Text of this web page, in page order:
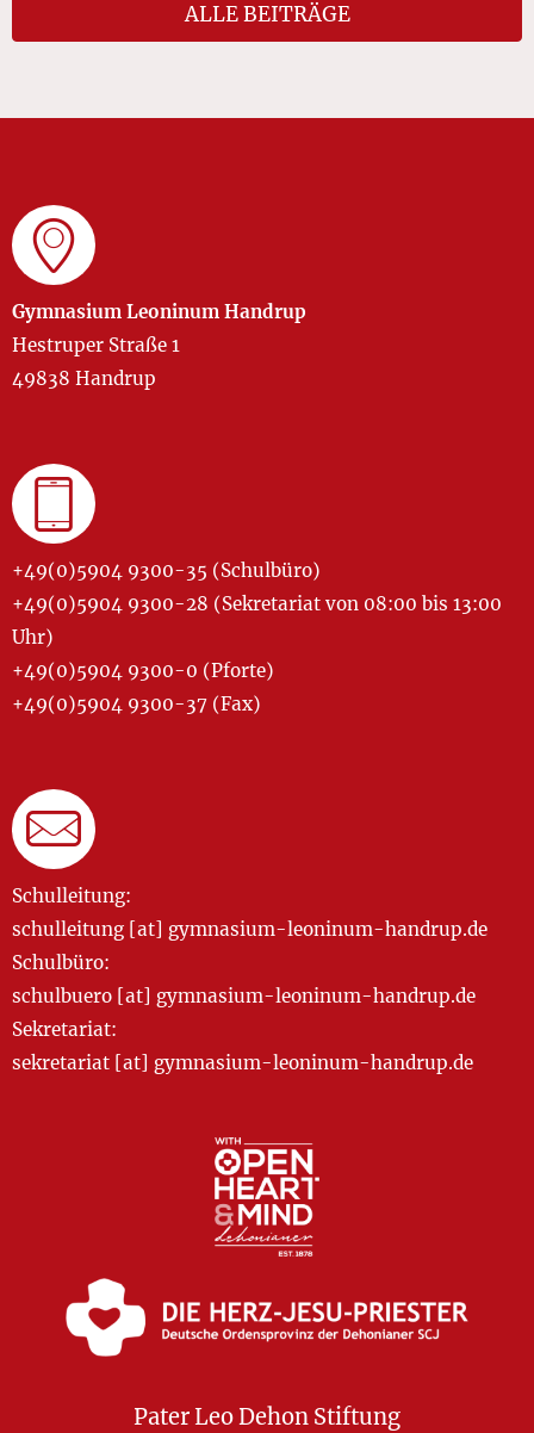
ALLE BEITRÄGE
Gymnasium Leoninum Handrup
Hestruper Straße 1
49838 Handrup
+49(0)5904 9300-35 (Schulbüro)
+49(0)5904 9300-28 (Sekretariat von 08:00 bis 13:00
Uhr)
+49(0)5904 9300-0 (Pforte)
+49(0)5904 9300-37 (Fax)
Schulleitung:
schulleitung [at] gymnasium-leoninum-handrup.de
Schulbüro:
schulbuero [at] gymnasium-leoninum-handrup.de
Sekretariat:
sekretariat [at] gymnasium-leoninum-handrup.de
Pater Leo Dehon Stiftung